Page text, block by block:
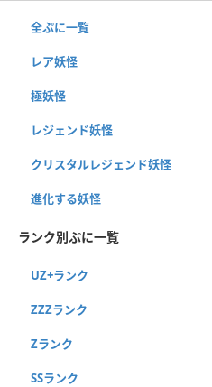
全ぷに一覧
レア妖怪
極妖怪
レジェンド妖怪
クリスタルレジェンド妖怪
進化する妖怪
ランク別ぷに一覧
UZ+ランク
ZZZランク
Zランク
SSランク